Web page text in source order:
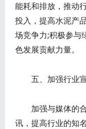
能耗和排放，推动
投入，提高水泥产
场竞争力;积极参与
色发展贡献力量。
五、加强行业宣
加强与媒体的合
讯，提高行业的知